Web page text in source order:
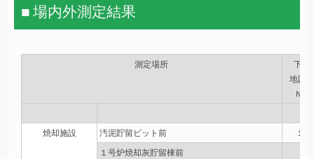
■ 場内外測定結果
測定場所
下記
地図内
No.
焼却施設 汚泥貯留ピット前
10
１号炉焼却灰貯留棟前